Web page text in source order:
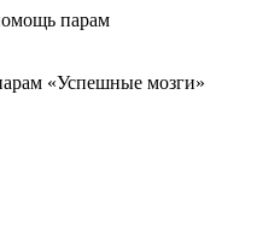
«Успешные мозги»